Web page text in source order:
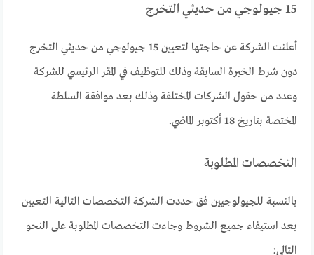
15 جيولوجي من حديثي التخرج
أعلنت الشركة عن حاجتها لتعيين 15 جيولوجي من حديثي التخرج
دون شرط الخبرة السابقة وذلك للتوظيف في المقر الرئيسي للشركة
وعدد من حقول الشركات المختلفة وذلك بعد موافقة السلطة
المختصة بتاريخ 18 أكتوبر الماضي.
التخصصات المطلوبة
بالنسبة للجيولوجيين فق حددت الشركة التخصصات التالية التعيين
بعد استيفاء جميع الشروط وجاءت التخصصات المطلوبة على النحو
التالي: